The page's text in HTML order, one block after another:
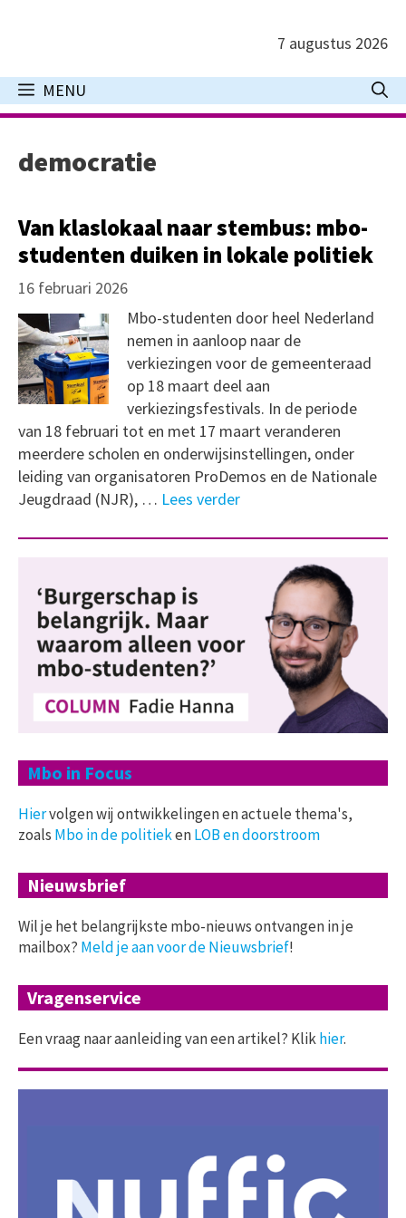
inhoud
7 augustus 2026
MENU
democratie
Van klaslokaal naar stembus: mbo-
studenten duiken in lokale politiek
16 februari 2026
Mbo-studenten door heel Nederland
nemen in aanloop naar de
verkiezingen voor de gemeenteraad
op 18 maart deel aan
verkiezingsfestivals. In de periode
van 18 februari tot en met 17 maart veranderen
meerdere scholen en onderwijsinstellingen, onder
leiding van organisatoren ProDemos en de Nationale
Jeugdraad (NJR), … Lees verder
Mbo in Focus
Hiervolgen wij ontwikkelingen en actuele thema's,
zoals Mbo in de politiekenLOB en doorstroom
Nieuwsbrief
Wil je het belangrijkste mbo-nieuws ontvangen in je
mailbox? Meld je aan voor de Nieuwsbrief!
Vragenservice
Een vraag naar aanleiding van een artikel? Klikhier.